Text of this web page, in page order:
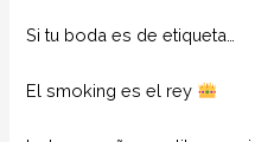
Si tu boda es de etiqueta…
El smoking es el rey